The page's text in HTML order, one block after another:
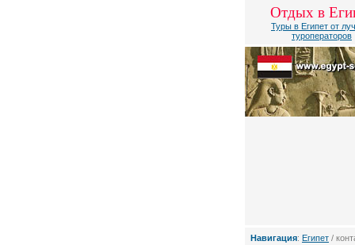
Отдых в
Туры в Египет от
туроператоров
Навигация: Египет /